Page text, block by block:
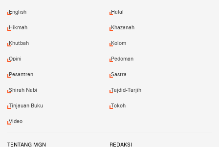
English Halal
Hikmah Khazanah
Khutbah Kolom
Opini Pedoman
Pesantren Sastra
Shirah Nabi Tajdid-Tarjih
Tinjauan Buku Tokoh
Video
TENTANG MGN REDAKSI